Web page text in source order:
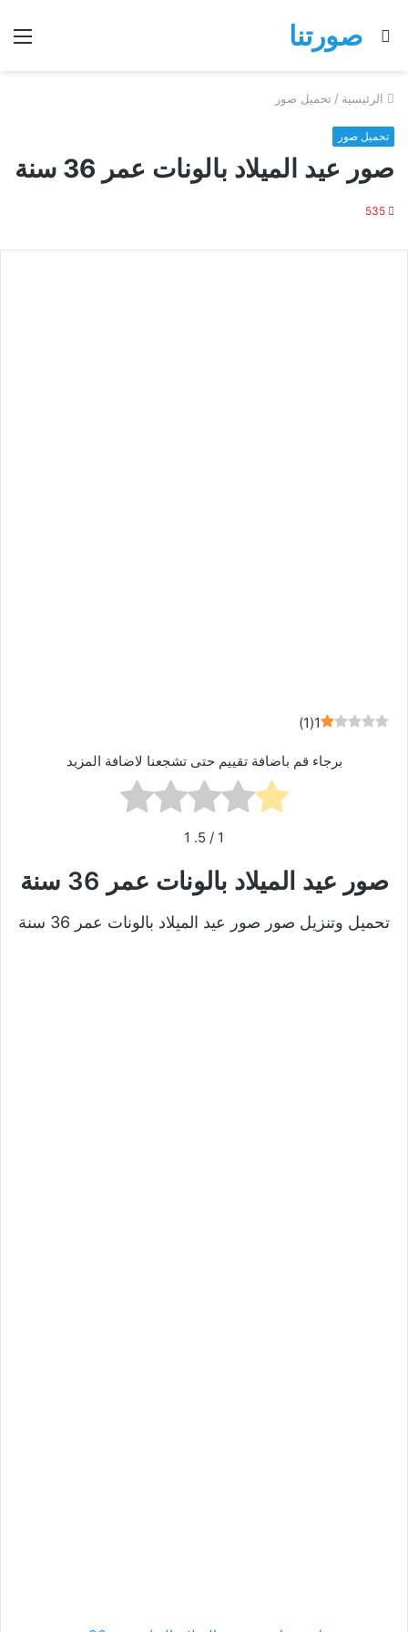
صورتنا
بحث
الرئيسية / تحميل صور
تحميل صور
صور عيد الميلاد بالونات عمر 36 سنة
535
1
(
1
)
برجاء قم باضافة تقييم حتى تشجعنا لاضافة المزيد
1
/ 5.
1
صور عيد الميلاد بالونات عمر 36 سنة
تحميل وتنزيل صور صور عيد الميلاد بالونات عمر 36 سنة